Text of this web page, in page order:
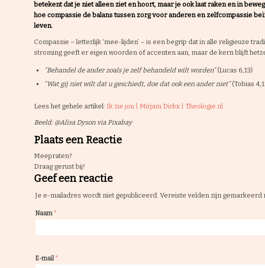
Compassieprijs
Nieuws
Actueel
betekent dat je niet alleen ziet en hoort, maar je ook laat raken en in
hoe compassie de balans tussen zorg voor anderen en zelfcompassie
leven.
Compassie – letterlijk ‘mee-lijden’ – is een begrip dat in alle religieuze
stroming geeft er eigen woorden of accenten aan, maar de kern blijft
“Behandel de ander zoals je zelf behandeld wilt worden”(Lucas 6,13)
“Wat gij niet wilt dat u geschiedt, doe dat ook een ander niet”(Tobias
Lees het gehele artikel: Ik zie jou | Mirjam Dirkx | Theologie.nl
Beeld: @Alisa Dyson via Pixabay
Plaats een Reactie
Meepraten?
Draag gerust bij!
Geef een reactie
Je e-mailadres wordt niet gepubliceerd. Vereiste velden zijn gemarkeerd
Naam*
E-mail*